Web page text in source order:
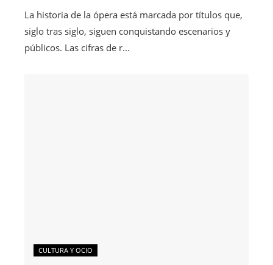
La historia de la ópera está marcada por títulos que,
siglo tras siglo, siguen conquistando escenarios y
públicos. Las cifras de r...
CULTURA Y OCIO